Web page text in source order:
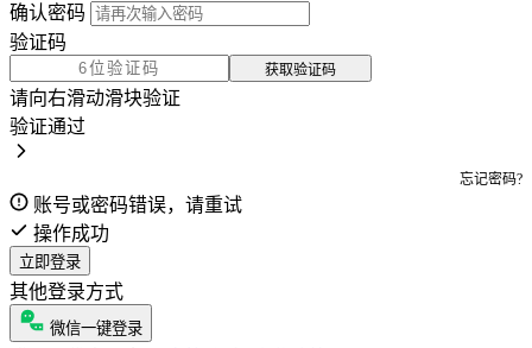
确认密码
验证码
获取验证码
请向右滑动滑块验证
验证通过
忘记密码?
账号或密码错误，请重试
操作成功
立即登录
其他登录方式
微信一键登录